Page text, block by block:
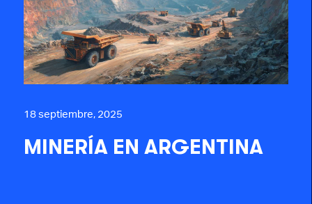
18 septiembre, 2025
MINERÍA EN ARGENTINA